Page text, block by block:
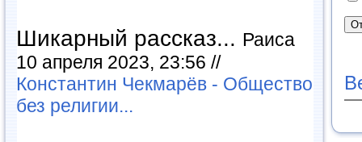
Шикарный рассказ... Раиса
10 апреля 2023, 23:56 //
Константин Чекмарёв - Общество
без религии...